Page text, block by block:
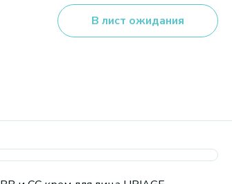
В лист ожидания